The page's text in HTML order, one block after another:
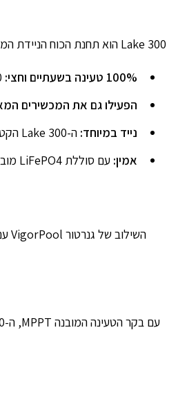
Lake 300 הוא תחנת הכוח הניידת המושלמת לכל הרפתקה מחוץ לבית. הוא קטן ויש לו שפע של יציאות, כך שקל לקחת אותו איתכם לאן שהרוח תיקח אתכם.
100% טעינה בשעתיים וחצי:
הפעילו גם את המכשירים
נייד במיוחד: ה-Lake 300 הקטן, הקליל והמסוגנן שוקל לא יותר מ-4.3 ק"ג וכולל ידית מעוצבת שמקלה עוד יותר על נשיאתו.
אמין: עם סוללת LiFePO4 מובנית, Lake 300 ידידותי לסביבה ובטוח לשימוש. מהפך גלי הסינוס הטהור שלו מגן על המכשירים הרגישים שלכם מפני נזקים ומעניק לכם ראש שקט.
השילוב של גנרטור VigorPool עם לוח סולארי של 100W יוצר גנרטור סולארי שמעניק לכם את היכולת לייצר כמות בלתי מוגבלת של חשמל סולארי ידידותי לסביבה מחוץ לרשת החשמל הרגילה.